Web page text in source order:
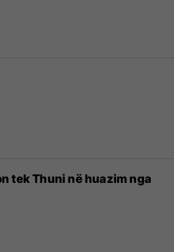
tek Thuni në huazim nga